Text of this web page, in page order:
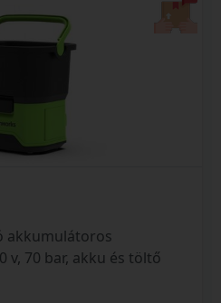
akkumulátoros
v, 70 bar, akku és töltő